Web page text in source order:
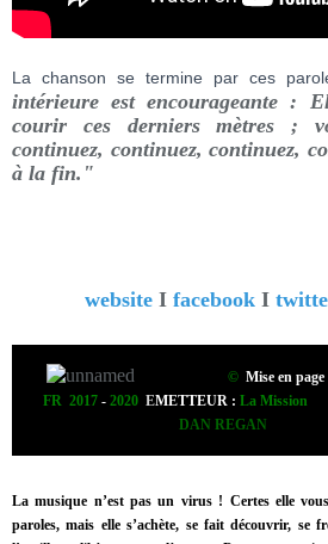
La chanson se termine par ces
intérieure est encourageante :
courir ces derniers mètres ;
continuez, continuez, continuez,
à la fin."
websiteI facebook I
© Mise en
FR 2017 - 2020 EMETTEUR : La Mission
DAN REGAN
La musique n’est pas un virus ! Certes elle
paroles, mais elle s’achète, se fait découvrir, se